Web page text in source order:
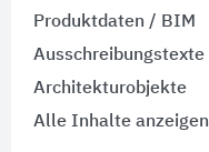
Produktdaten / BIM
Ausschreibungstexte
Architekturobjekte
Alle Inhalte anzeigen